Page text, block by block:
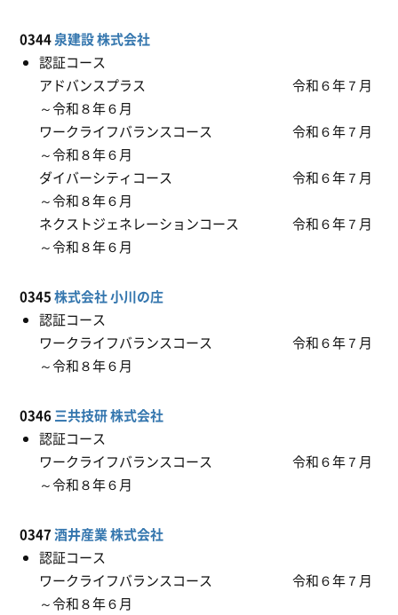
0344泉建設 株式会社
認証コース
アドバンスプラス 令和６年７月
～令和８年６月
ワークライフバランスコース 令和６年７月
～令和８年６月
ダイバーシティコース 令和６年７月
～令和８年６月
ネクストジェネレーションコース 令和６年７月
～令和８年６月
0345株式会社 小川の庄
認証コース
ワークライフバランスコース 令和６年７月
～令和８年６月
0346三共技研 株式会社
認証コース
ワークライフバランスコース 令和６年７月
～令和８年６月
0347酒井産業 株式会社
認証コース
ワークライフバランスコース 令和６年７月
～令和８年６月